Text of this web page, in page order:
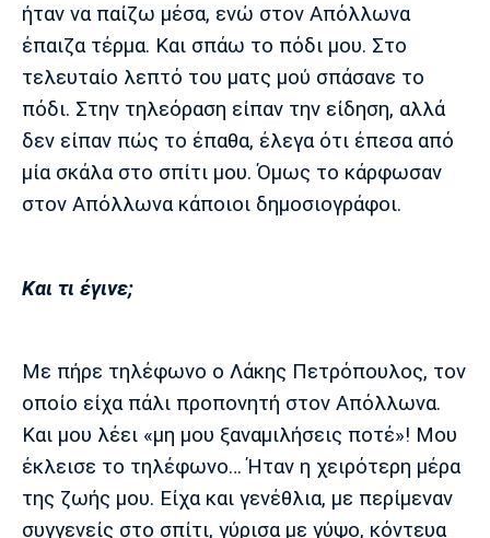
ήταν να παίζω μέσα, ενώ στον Απόλλωνα
έπαιζα τέρμα. Και σπάω το πόδι μου. Στο
τελευταίο λεπτό του ματς μού σπάσανε το
πόδι. Στην τηλεόραση είπαν την είδηση, αλλά
δεν είπαν πώς το έπαθα, έλεγα ότι έπεσα από
μία σκάλα στο σπίτι μου. Όμως το κάρφωσαν
στον Απόλλωνα κάποιοι δημοσιογράφοι.
Και τι έγινε;
Με πήρε τηλέφωνο ο Λάκης Πετρόπουλος, τον
οποίο είχα πάλι προπονητή στον Απόλλωνα.
Και μου λέει «μη μου ξαναμιλήσεις ποτέ»! Μου
έκλεισε το τηλέφωνο… Ήταν η χειρότερη μέρα
της ζωής μου. Είχα και γενέθλια, με περίμεναν
συγγενείς στο σπίτι, γύρισα με γύψο, κόντευα